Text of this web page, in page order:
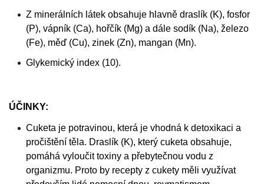
Z minerálních látek obsahuje hlavně draslík (K), fosfor
(P), vápník (Ca), hořčík (Mg) a dále sodík (Na), železo
(Fe), měď (Cu), zinek (Zn), mangan (Mn).
Glykemický index (10).
ÚČINKY:
Cuketa je potravinou, která je vhodná k detoxikaci a
pročištění těla. Draslík (K), který cuketa obsahuje,
pomáhá vyloučit toxiny a přebytečnou vodu z
organizmu. Proto by recepty z cukety měli využívat